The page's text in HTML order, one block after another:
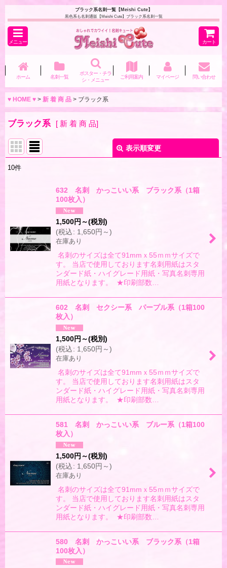
ブラック系名刺一覧【Meishi Cute】
黒色系も名刺通販【Meishi Cute】ブラック系名刺一覧
メニュー カート
ホーム 名刺一覧
ポスター・チラ
シ・メニュー
ご利用案内 マイページ 問い合わせ
♥ HOME ♥ > 新 着 商 品 > ブラック系
ブラック系 [ 新 着 商 品]
表示順変更
絞り込む
10件
632 名刺 かっこいい系 ブラック系（1箱
100枚入）
1,500円 ～(税別)
(税込: 1,650円 ～)
在庫あり
名刺のサイズは全て91mmｘ55ｍｍサイズで
す。 当店で使用しております名刺用紙はスタ
ンダード紙・ハイグレード用紙・写真名刺専用
用紙となります。 ★印刷部数…
602 名刺 セクシー系 パープル系（1箱100
枚入）
1,500円 ～(税別)
(税込: 1,650円 ～)
在庫あり
名刺のサイズは全て91mmｘ55ｍｍサイズで
す。 当店で使用しております名刺用紙はスタ
ンダード紙・ハイグレード用紙・写真名刺専用
用紙となります。 ★印刷部数…
581 名刺 かっこいい系 ブルー系（1箱100
枚入）
1,500円 ～(税別)
(税込: 1,650円 ～)
在庫あり
名刺のサイズは全て91mmｘ55ｍｍサイズで
す。 当店で使用しております名刺用紙はスタ
ンダード紙・ハイグレード用紙・写真名刺専用
用紙となります。 ★印刷部数…
580 名刺 かっこいい系 ブラック系（1箱
100枚入）